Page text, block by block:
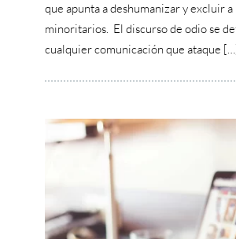
que apunta a deshumanizar y excluir
minoritarios. El discurso de odio se
cualquier comunicación que ataque